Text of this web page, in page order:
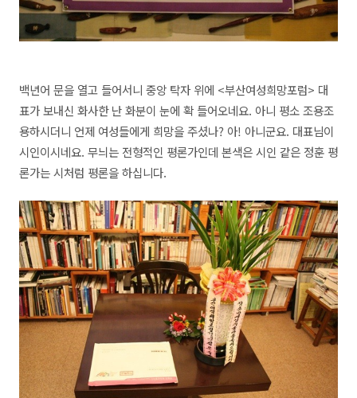
백년어 문을 열고 들어서니 중앙 탁자 위에 <부산여성희망포럼> 대
표가 보내신 화사한 난 화분이 눈에 확 들어오네요. 아니 평소 조용조
용하시더니 언제 여성들에게 희망을 주셨나? 아! 아니군요. 대표님이
시인이시네요. 무늬는 전형적인 평론가인데 본색은 시인 같은 정훈 평
론가는 시처럼 평론을 하십니다.